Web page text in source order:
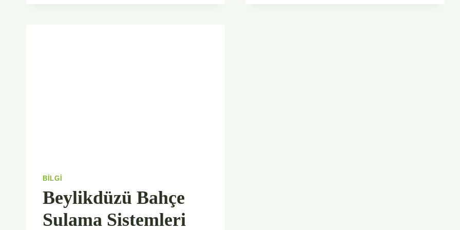
BILGI
Beylikdüzü Bahçe
Sulama Sistemleri